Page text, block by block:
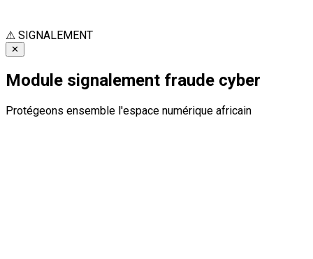
⚠ SIGNALEMENT
✕
Module signalement fraude cyber
Protégeons ensemble l'espace numérique africain